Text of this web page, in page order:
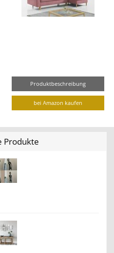
Produktbeschreibung
bei Amazon kaufen
Produkte